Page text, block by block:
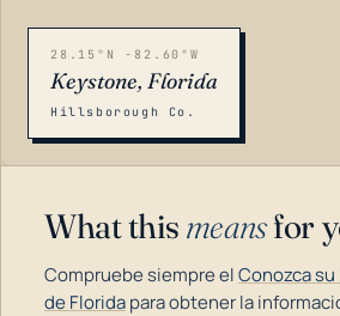
28.15°N -82.60°W
Keystone, Florida
Hillsborough Co.
What this meansfor
Compruebe siempre elConozca
de Floridapara obtener la